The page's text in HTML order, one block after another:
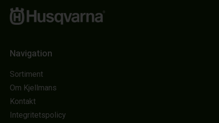
Navigation
Sortiment
Om Kjellmans
Kontakt
Integritetspolicy